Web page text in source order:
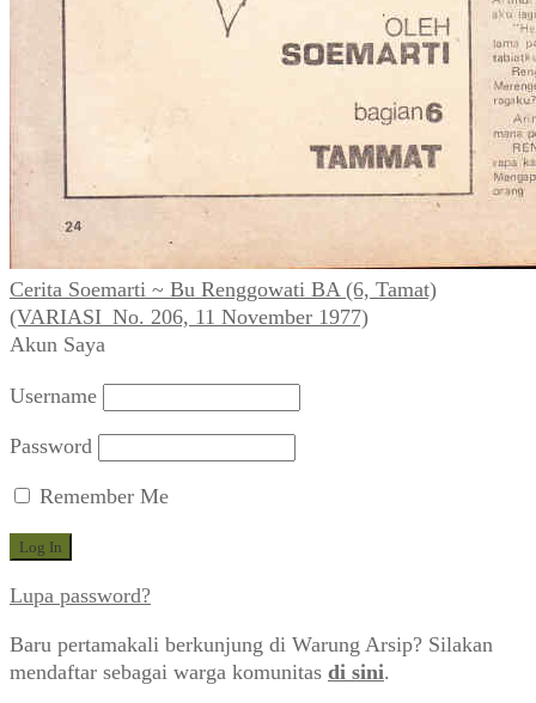
Cerita Soemarti ~ Bu Renggowati BA (6, Tamat)
(VARIASI_No. 206, 11 November 1977)
Akun Saya
Username
Password
Remember Me
Lupa password?
Baru pertamakali berkunjung di Warung Arsip? Silakan
mendaftar sebagai warga komunitas di sini.